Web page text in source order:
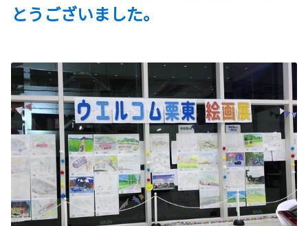
とうございました。